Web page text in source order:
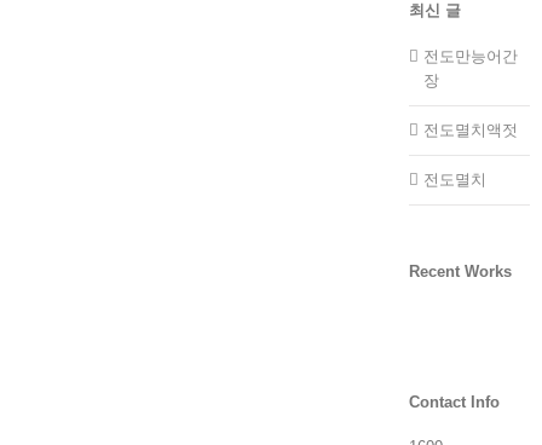
최신 글
전도만능어간
장
전도멸치액젓
전도멸치
Recent Works
Contact Info